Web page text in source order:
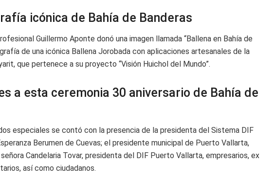
icónica de Bahía de Banderas
Guillermo Aponte donó una imagen llamada “Ballena en Bahía de
de una icónica Ballena Jorobada con aplicaciones artesanales de la
que pertenece a su proyecto “Visión Huichol del Mundo”.
a esta ceremonia 30 aniversario de Bahía de
especiales se contó con la presencia de la presidenta del Sistema DIF
Berumen de Cuevas; el presidente municipal de Puerto Vallarta,
Candelaria Tovar, presidenta del DIF Puerto Vallarta, empresarios, ex
así como ciudadanos.